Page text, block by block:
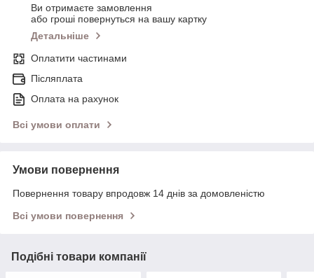
Ви отримаєте замовлення
або гроші повернуться на вашу картку
Детальніше
Оплатити частинами
Післяплата
Оплата на рахунок
Всі умови оплати
Умови повернення
Повернення товару впродовж 14 днів за домовленістю
Всі умови повернення
Подібні товари компанії